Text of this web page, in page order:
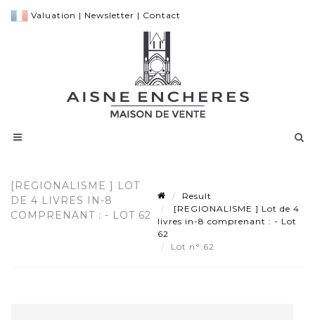
Valuation | Newsletter | Contact
[REGIONALISME ] LOT
DE 4 LIVRES IN-8
COMPRENANT : - LOT 62
Result
[REGIONALISME ] Lot de 4
livres in-8 comprenant : - Lot
62
Lot n° 62